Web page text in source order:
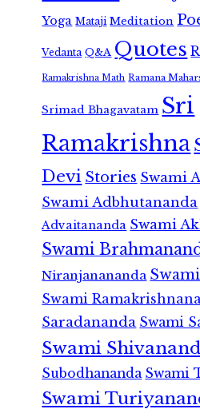
Yoga Mataji Meditation
Vedanta Q&A Quotes
Ramakrishna Math Ramana
Srimad Bhagavatam Sri
Ramakrishna
Devi Stories Swami
Swami Adbhutananda
Advaitananda Swami
Swami
Niranjanananda
Swami
Saradananda Swami
Swami
Subodhananda Swami
Swami